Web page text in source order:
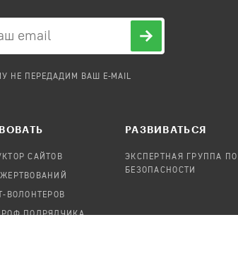
НЕ ПЕРЕДАДИМ ВАШ E-MAIL
САЙТОВ
ВОЛОНТЕРОВ
РАЗВИВАТЬСЯ
ЭКСПЕРТНАЯ ГРУППА ПО
БЕЗОПАСНОСТИ